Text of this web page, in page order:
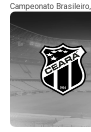
Campeonato
enquanto o Operário